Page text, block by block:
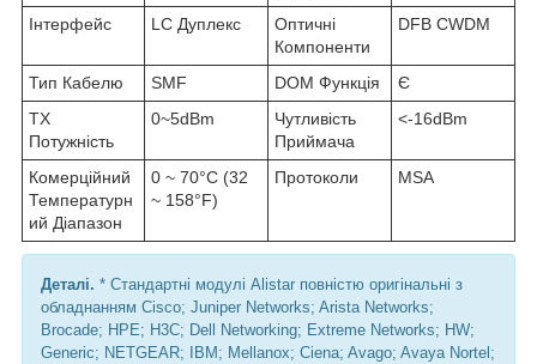
Інтерфейс LC Дуплекс
Оптичні
Компоненти
DFB CWDM
Тип Кабелю SMF DOM Функція
Є
TX
Потужність
0~5dBm
Чутливість
Приймача
<-16dBm
Комерційний
Температурн
ий Діапазон
0 ~ 70°C (32
~ 158°F)
Протоколи MSA
Деталі. * Стандартні модулі Alistar повністю оригінальні з
обладнанням Cisco; Juniper Networks; Arista Networks;
Brocade; HPE; H3C; Dell Networking; Extreme Networks; HW;
Generic; NETGEAR; IBM; Mellanox; Ciena; Avago; Avaya Nortel;